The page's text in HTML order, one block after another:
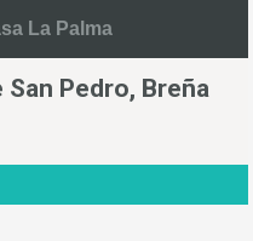
La Palma
Pedro, Breña